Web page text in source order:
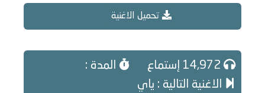
تحميل الاغنية
المدة :
الاغنية التالية : ياي